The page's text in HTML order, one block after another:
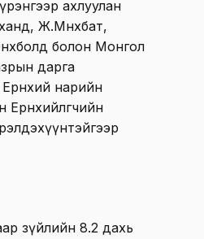
ахлуулан
Ж.Мөнхбат,
болон Монгол
дарга
нарийн
зүйлийн 8.2 дахь